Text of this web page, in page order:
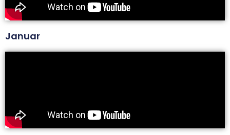
Januar